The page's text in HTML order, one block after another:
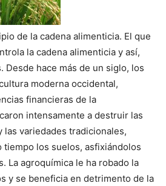
de la cadena alimenticia. El que
la cadena alimenticia y así,
Desde hace más de un siglo, los
moderna occidental,
financieras de la
intensamente a destruir las
las variedades tradicionales,
tiempo los suelos, asfixiándolos
La agroquímica le ha robado la
y se beneficia en detrimento de la